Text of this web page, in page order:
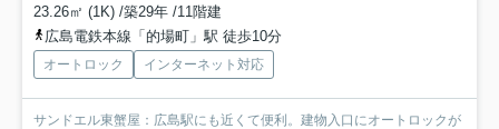
23.26㎡ (1K) /築29年 /11階建
広島電鉄本線「的場町」駅 徒歩10分
オートロック インターネット対応
サンドエル東蟹屋：広島駅にも近くて便利。建物入口にオートロックが